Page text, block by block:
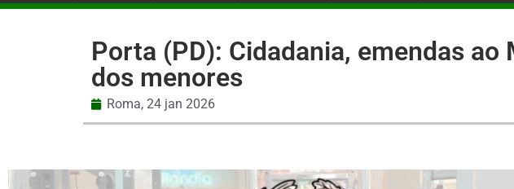
Porta (PD): Cidadania, emendas
dos menores
Roma, 24 jan 2026